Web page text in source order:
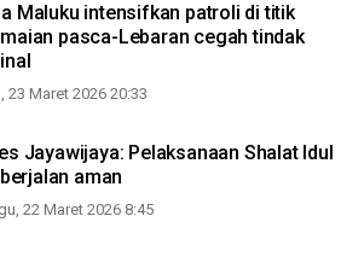
Maluku intensifkan patroli di titik
pasca-Lebaran cegah tindak
23 Maret 2026 20:33
Jayawijaya: Pelaksanaan Shalat Idul
aman
22 Maret 2026 8:45